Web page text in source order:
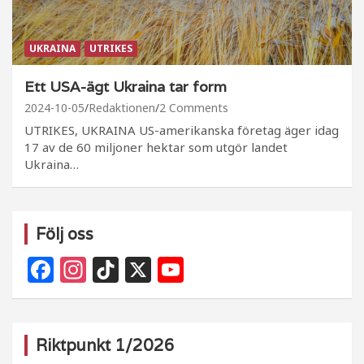
UKRAINA UTRIKES
Ett USA-ägt Ukraina tar form
2024-10-05 Redaktionen 2 Comments
UTRIKES, UKRAINA US-amerikanska företag äger idag
17 av de 60 miljoner hektar som utgör landet
Ukraina…
Följ oss
F
a
e
In
st
g
Ti
k
o
X
o
Riktpunkt 1/2026